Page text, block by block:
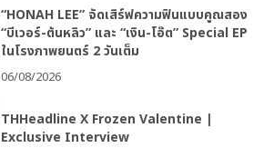
“HONAH LEE” จัดเสิร์ฟความฟินแบบคูณสอง
“บีเวอร์-ต้นหลิว” และ “เงิน-โอ๊ต” Special EP
ในโรงภาพยนตร์ 2 วันเต็ม
06/08/2026
THHeadline X Frozen Valentine |
Exclusive Interview